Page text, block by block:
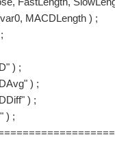
MACDLength ) ;
) ;
) ;
) ;
) ;